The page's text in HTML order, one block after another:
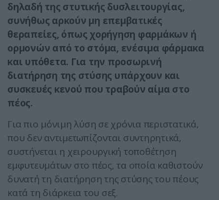
δηλαδή της στυτικής δυσλειτουργίας,
συνήθως αρκούν μη επεμβατικές
θεραπείες, όπως χορήγηση φαρμάκων ή
ορμονών από το στόμα, ενέσιμα φάρμακα
και υπόθετα. Για την προσωρινή
διατήρηση της στύσης υπάρχουν και
συσκευές κενού που τραβούν αίμα στο
πέος.
Για πιο μόνιμη λύση σε χρόνια περιστατικά,
που δεν αντιμετωπίζονται συντηρητικά,
συστήνεται η χειρουργική τοποθέτηση
εμφυτευμάτων στο πέος, τα οποία καθιστούν
δυνατή τη διατήρηση της στύσης του πέους
κατά τη διάρκεια του σεξ.